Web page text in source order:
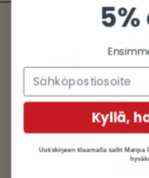
1-3
10 000+
Kyllä,
Uutiskirjeen tilaamalla sallit Maripa